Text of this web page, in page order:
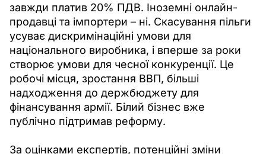
завжди платив 20% ПДВ. Іноземні онлайн-
продавці та імпортери – ні. Скасування пільги
усуває дискримінаційні умови для
національного виробника, і вперше за роки
створює умови для чесної конкуренції. Це
робочі місця, зростання ВВП, більші
надходження до держбюджету для
фінансування армії. Білий бізнес вже
публічно підтримав реформу.
За оцінками експертів, потенційні зміни